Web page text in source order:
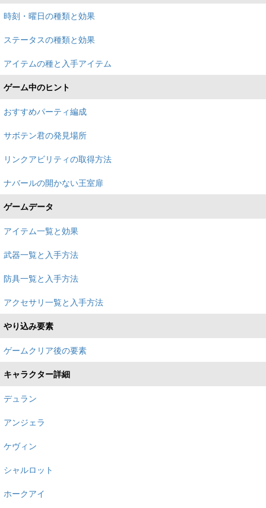
時刻・曜日の種類と効果
ステータスの種類と効果
アイテムの種と入手アイテム
ゲーム中のヒント
おすすめパーティ編成
サボテン君の発見場所
リンクアビリティの取得方法
ナバールの開かない王室扉
ゲームデータ
アイテム一覧と効果
武器一覧と入手方法
防具一覧と入手方法
アクセサリ一覧と入手方法
やり込み要素
ゲームクリア後の要素
キャラクター詳細
デュラン
アンジェラ
ケヴィン
シャルロット
ホークアイ